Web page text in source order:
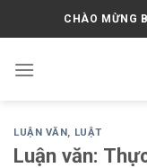
CHÀO MỪNG
LUẬN VĂN, LUẬT
Luận văn: